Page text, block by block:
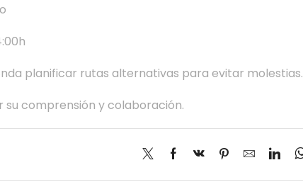
planificar rutas alternativas para evitar molestias.
su comprensión y colaboración.